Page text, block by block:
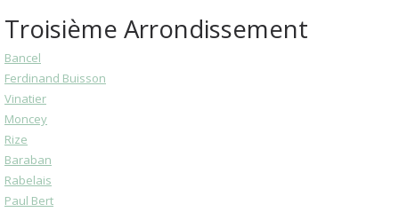
Troisième Arrondissement
Bancel
Ferdinand Buisson
Vinatier
Moncey
Rize
Baraban
Rabelais
Paul Bert